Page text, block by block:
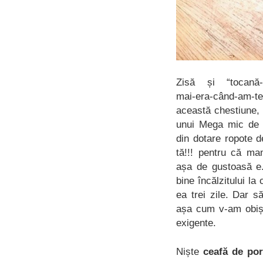
Zisă și “tocană-
mai-era-când-am-
această
unui Mega mic
din dotare ropote
tă!!! pentru că
așa de gustoasă
bine încălzitului la
ea trei zile. Dar
așa cum v-am
exigente.
Nișteceafă de